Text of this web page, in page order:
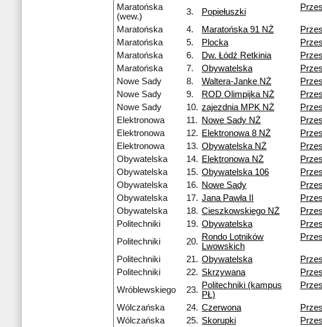
Maratońska
(wew.)
3. Popiełuszki
Maratońska 4. Maratońska 91 NŻ
Maratońska
5. Plocka
Maratońska
6. Dw. Łódź Retkinia
Maratońska
7. Obywatelska
Nowe Sady
8. Waltera-Janke NŻ
Nowe Sady
9. ROD Olimpijka NŻ
Nowe Sady
10. zajezdnia MPK NŻ
Elektronowa
11. Nowe Sady NŻ
Elektronowa
12. Elektronowa 8 NŻ
Elektronowa
13. Obywatelska NŻ
Obywatelska
14. Elektronowa NŻ
Obywatelska
15. Obywatelska 106
Obywatelska
16. Nowe Sady
Obywatelska
17. Jana Pawła II
Obywatelska
18. Cieszkowskiego NŻ
Politechniki
19. Obywatelska
Politechniki
20. Rondo Lotników
Lwowskich
Politechniki 21. Obywatelska
Politechniki
22. Skrzywana
Wróblewskiego
23. Politechniki (kampus
PŁ)
Wólczańska 24. Czerwona
Wólczańska
25. Skorupki